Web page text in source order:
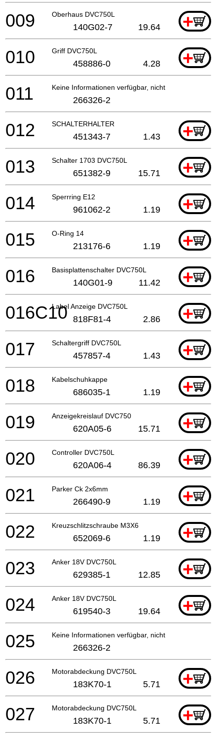
Oberhaus DVC750L +
009 140G02-7 19.64
Griff DVC750L +
010 458886-0 4.28
Keine Informationen verfügbar, nicht bestellbar
011 266326-2
SCHALTERHALTER +
012 451343-7 1.43
Schalter 1703 DVC750L +
013 651382-9 15.71
Sperrring E12 +
014 961062-2 1.19
O-Ring 14 +
015 213176-6 1.19
Basisplattenschalter DVC750L +
016 140G01-9 11.42
Label Anzeige DVC750L +
016C10 818F81-4 2.86
Schaltergriff DVC750L +
017 457857-4 1.43
Kabelschuhkappe +
018 686035-1 1.19
Anzeigekreislauf DVC750 +
019 620A05-6 15.71
Controller DVC750L +
020 620A06-4 86.39
Parker Ck 2x6mm +
021 266490-9 1.19
Kreuzschlitzschraube M3X6 +
022 652069-6 1.19
Anker 18V DVC750L +
023 629385-1 12.85
Anker 18V DVC750L +
024 619540-3 19.64
Keine Informationen verfügbar, nicht bestellbar
025 266326-2
Motorabdeckung DVC750L +
026 183K70-1 5.71
Motorabdeckung DVC750L +
027 183K70-1 5.71